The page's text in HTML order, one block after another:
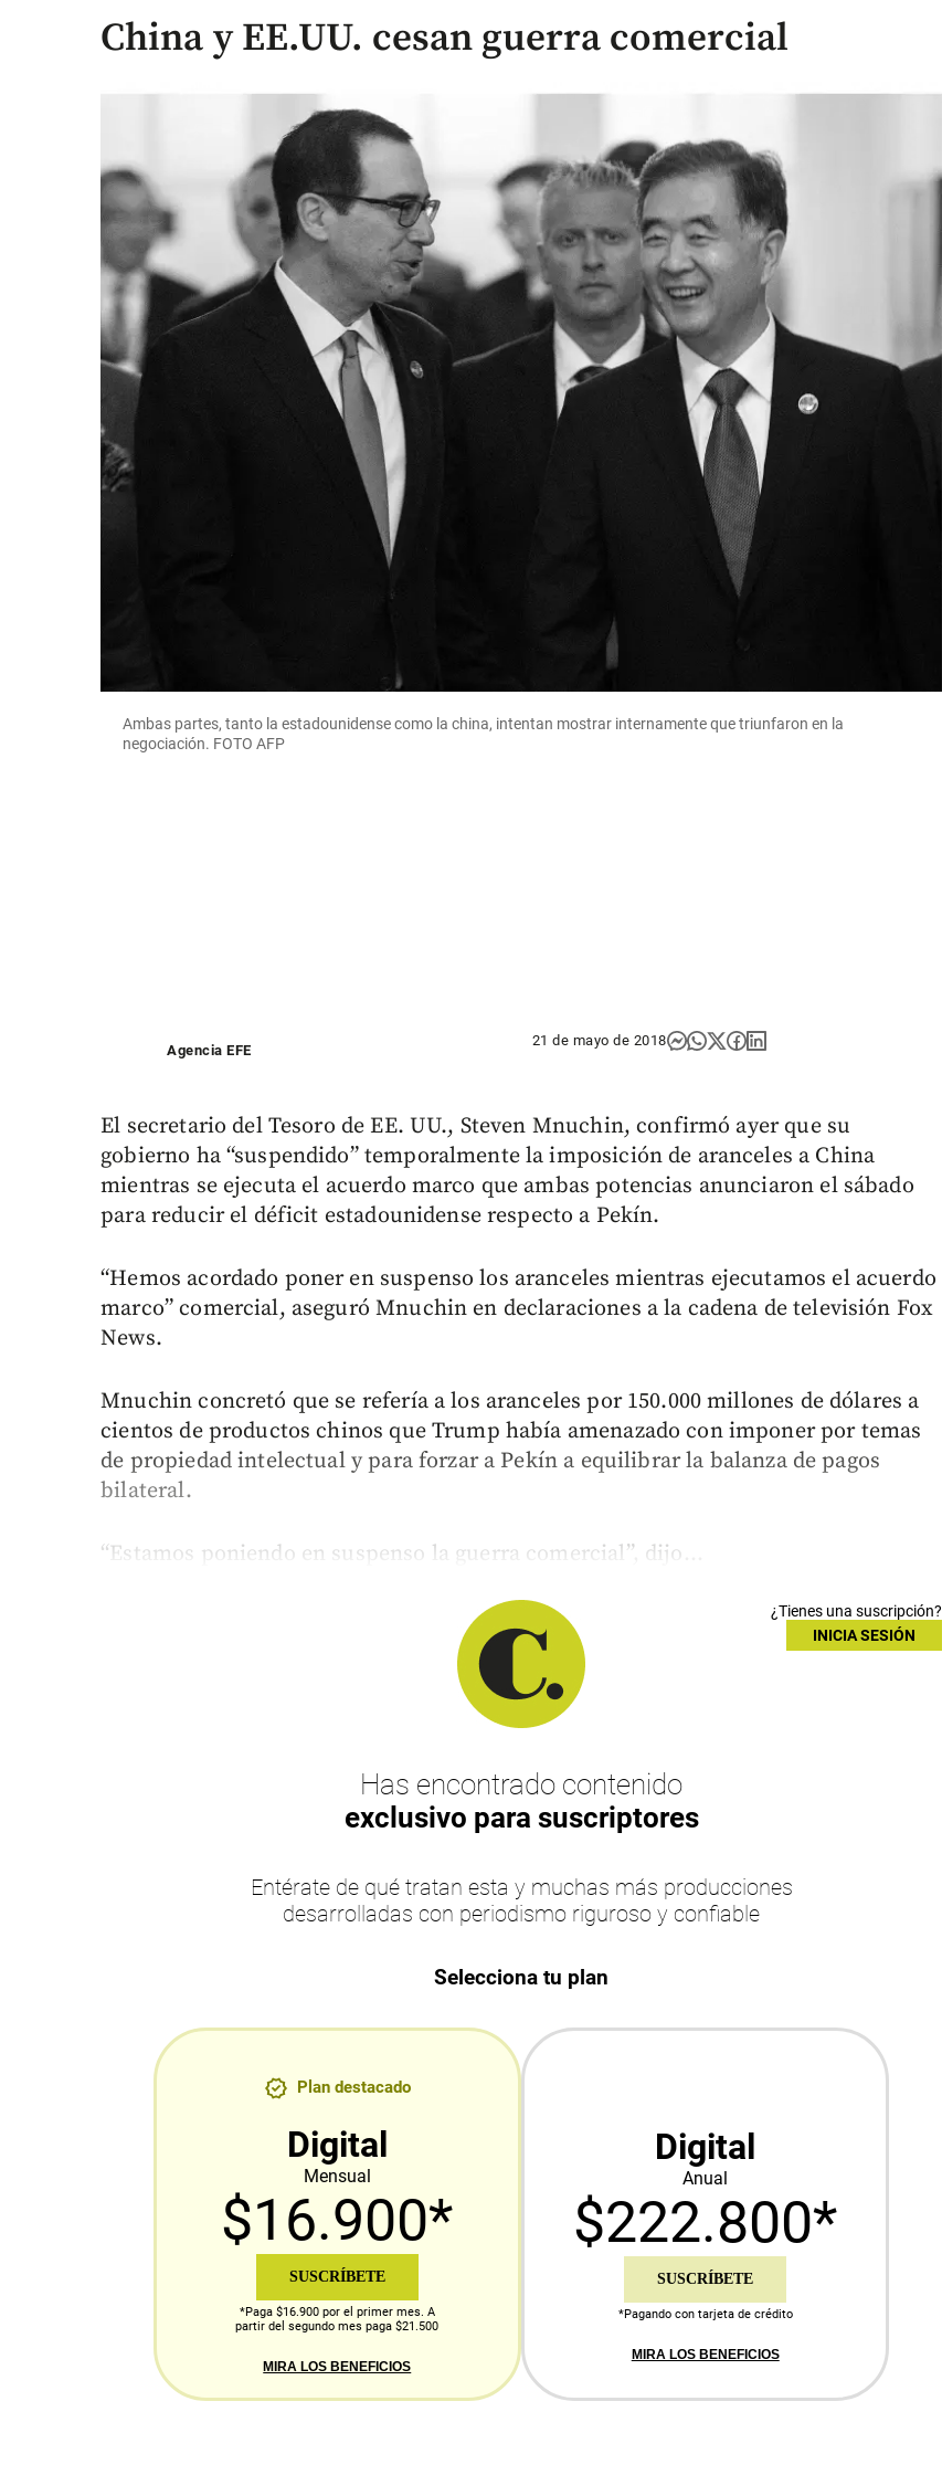
China y EE.UU. cesan guerra comercial
Ambas partes, tanto la estadounidense como la china, intentan mostrar internamente que triunfaron en la
negociación. FOTO AFP
Agencia EFE
21 de mayo de 2018
El secretario del Tesoro de EE. UU., Steven Mnuchin, confirmó ayer que su
gobierno ha “suspendido” temporalmente la imposición de aranceles a China
mientras se ejecuta el acuerdo marco que ambas potencias anunciaron el sábado
para reducir el déficit estadounidense respecto a Pekín.
“Hemos acordado poner en suspenso los aranceles mientras ejecutamos el acuerdo
marco” comercial, aseguró Mnuchin en declaraciones a la cadena de televisión Fox
News.
Mnuchin concretó que se refería a los aranceles por 150.000 millones de dólares a
cientos de productos chinos que Trump había amenazado con imponer por temas
de propiedad intelectual y para forzar a Pekín a equilibrar la balanza de pagos
bilateral.
“Estamos poniendo en suspenso la guerra comercial”, dijo...
¿Tienes una suscripción?
INICIA SESIÓN
Has encontrado contenido
exclusivo para suscriptores
Entérate de qué tratan esta y muchas más producciones
desarrolladas con periodismo riguroso y confiable
Selecciona tu plan
Plan destacado
Digital
Mensual
$16.900*
SUSCRÍBETE
*Paga $16.900 por el primer mes. A
partir del segundo mes paga $21.500
MIRA LOS BENEFICIOS
Digital
Anual
$222.800*
SUSCRÍBETE
*Pagando con tarjeta de crédito
MIRA LOS BENEFICIOS